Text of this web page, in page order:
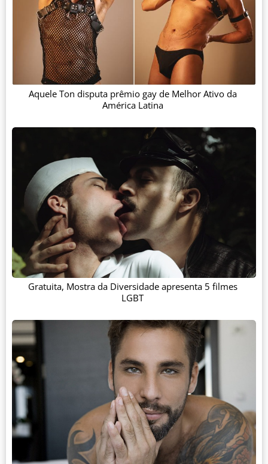
Aquele Ton disputa prêmio gay de Melhor Ativo da
América Latina
Gratuita, Mostra da Diversidade apresenta 5 filmes
LGBT